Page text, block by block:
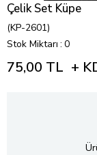
Çelik Set Küpe
(KP-2601)
Stok Miktarı : 0
75,00 TL +